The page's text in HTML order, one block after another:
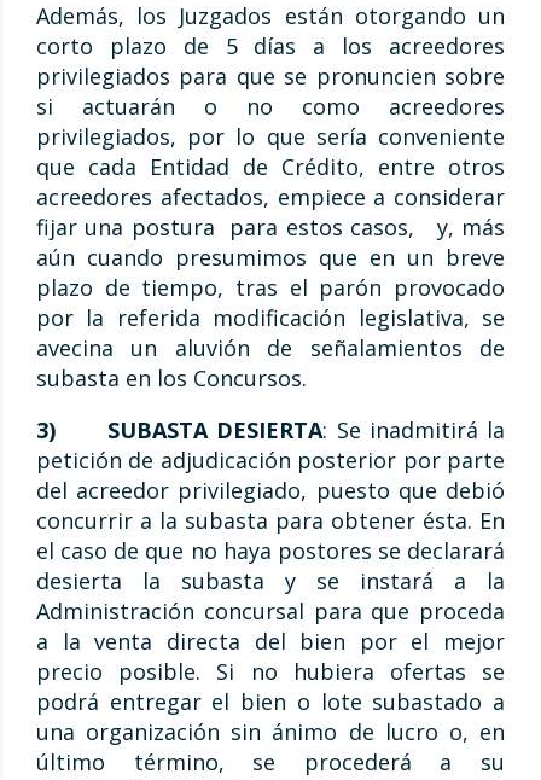
Además, los Juzgados están otorgando un
corto plazo de 5 días a los acreedores
privilegiados para que se pronuncien sobre
si actuarán o no como acreedores
privilegiados, por lo que sería conveniente
que cada Entidad de Crédito, entre otros
acreedores afectados, empiece a considerar
fijar una postura para estos casos, y, más
aún cuando presumimos que en un breve
plazo de tiempo, tras el parón provocado
por la referida modificación legislativa, se
avecina un aluvión de señalamientos de
subasta en los Concursos.
3) SUBASTA DESIERTA: Se inadmitirá la
petición de adjudicación posterior por parte
del acreedor privilegiado, puesto que debió
concurrir a la subasta para obtener ésta. En
el caso de que no haya postores se declarará
desierta la subasta y se instará a la
Administración concursal para que proceda
a la venta directa del bien por el mejor
precio posible. Si no hubiera ofertas se
podrá entregar el bien o lote subastado a
una organización sin ánimo de lucro o, en
último término, se procederá a su